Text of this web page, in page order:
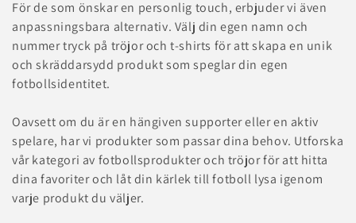
För de som önskar en personlig touch, erbjuder vi även
anpassningsbara alternativ. Välj din egen namn och
nummer tryck på tröjor och t-shirts för att skapa en unik
och skräddarsydd produkt som speglar din egen
fotbollsidentitet.
Oavsett om du är en hängiven supporter eller en aktiv
spelare, har vi produkter som passar dina behov. Utforska
vår kategori av fotbollsprodukter och tröjor för att hitta
dina favoriter och låt din kärlek till fotboll lysa igenom
varje produkt du väljer.